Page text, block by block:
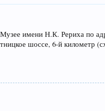
имени Н.К. Рериха по
шоссе, 6-й километр